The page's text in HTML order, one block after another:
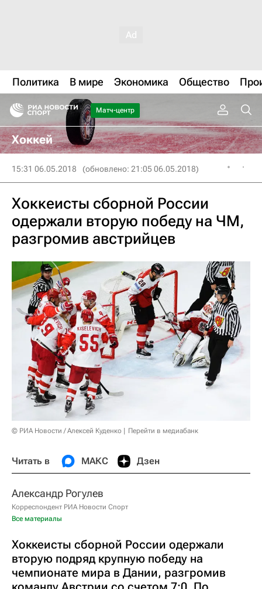
Политика В мире Экономика Общество
Матч-центр
Хоккей
15:31 06.05.2018 (обновлено: 21:05 06.05.2018)
Хоккеисты сборной России
одержали вторую победу на ЧМ,
разгромив австрийцев
© РИА Новости / Алексей Куденко Перейти в медиабанк
Читать в МАКС Дзен
Александр Рогулев
Корреспондент РИА Новости Спорт
Все материалы
Хоккеисты сборной России одержали
вторую подряд крупную победу на
чемпионате мира в Дании, разгромив